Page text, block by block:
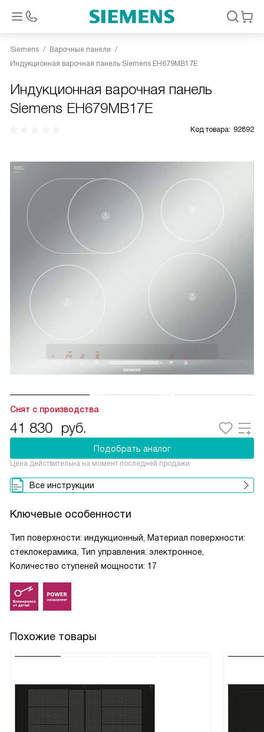
Siemens
Варочные панели
Индукционная варочная панель Siemens EH679MB17E
Индукционная варочная панель
Siemens EH679MB17E
Код товара: 92892
Снят с производства
41 830 руб.
Подобрать аналог
Цена действительна на момент последней продажи
Все инструкции
Ключевые особенности
Тип поверхности: индукционный, Материал поверхности:
стеклокерамика, Тип управления: электронное,
Количество ступеней мощности: 17
Похожие товары